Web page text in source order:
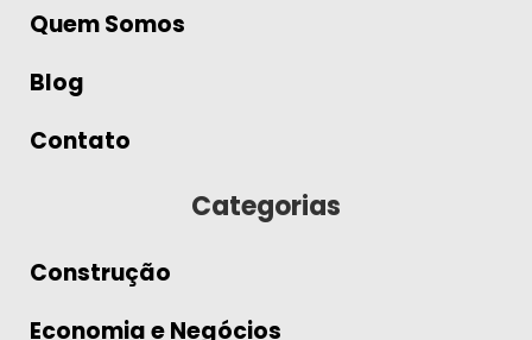
Quem Somos
Blog
Contato
Categorias
Construção
Economia e Negócios